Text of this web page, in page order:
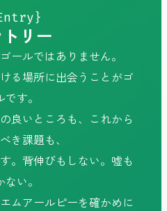
リー
ールではありません。
る場所に出会うことがゴ
です。
良いところも、これから
き課題も、
。背伸びもしない。嘘も
ない。
ムアールピーを確かめに